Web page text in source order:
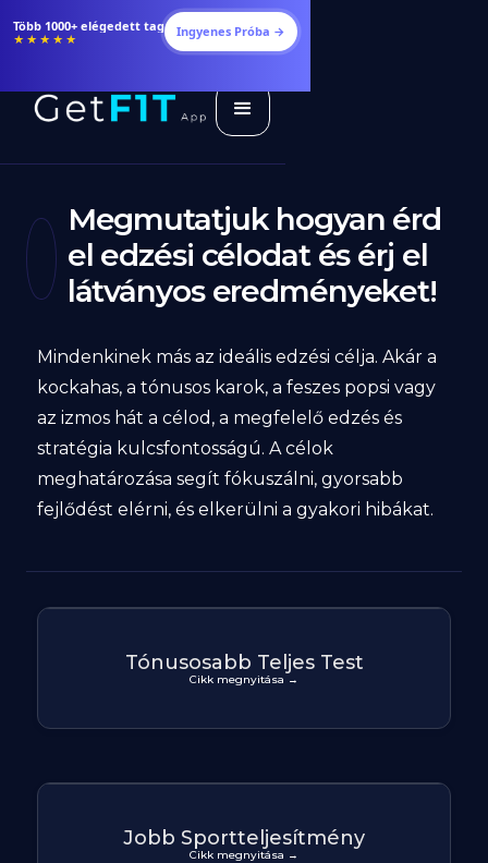
Étrendek, receptek és edzéstervek
★★★★★ Ingyenes Próba →
Megmutatjuk hogyan érd
el edzési célodat és érj el
látványos eredményeket!
Mindenkinek más az ideális edzési célja. Akár a
kockahas, a tónusos karok, a feszes popsi vagy
az izmos hát a célod, a megfelelő edzés és
stratégia kulcsfontosságú. A célok
meghatározása segít fókuszálni, gyorsabb
fejlődést elérni, és elkerülni a gyakori hibákat.
Tónusosabb Teljes Test
Cikk megnyitása →
Jobb Sportteljesítmény
Cikk megnyitása →